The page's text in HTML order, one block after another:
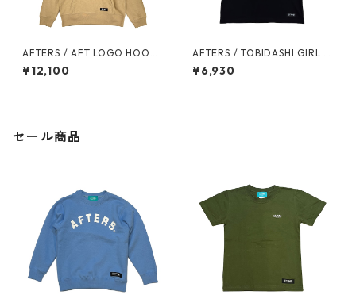
AFTERS / AFT LOGO HOODI
E
¥12,100
AFTERS / TOBIDASHI GIRL T
EE
¥6,930
セール商品